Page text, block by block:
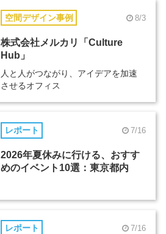
空間デザイン事例 8/3
株式会社メルカリ「Culture
Hub」
人と人がつながり、アイデアを加速
させるオフィス
レポート 7/16
2026年夏休みに行ける、おすす
めのイベント10選：東京都内
レポート 7/16